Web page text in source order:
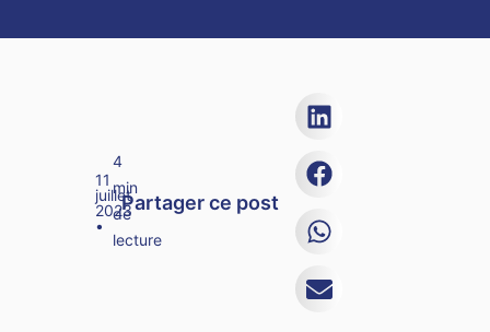
11
juillet
2023
•
4
min
de
lecture
Partager ce post